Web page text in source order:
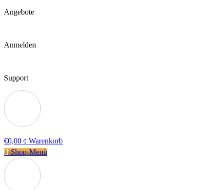
Angebote
Anmelden
Support
€0,00 0 Warenkorb
Shop-Menü